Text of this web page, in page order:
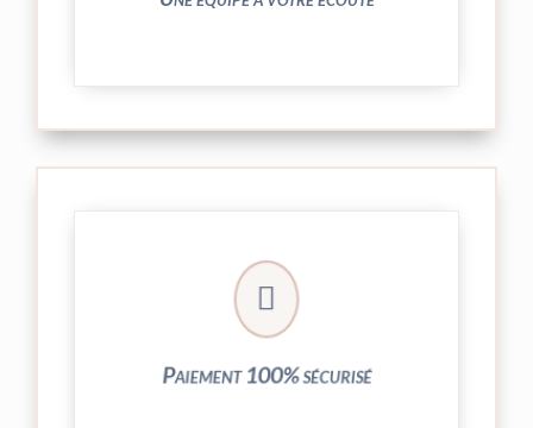

Paiement 100% sécurisé
Vos transactions par carte bancaire sont
entièrement sécurisées grâce au système
crypté de notre partenaire PayPlug.